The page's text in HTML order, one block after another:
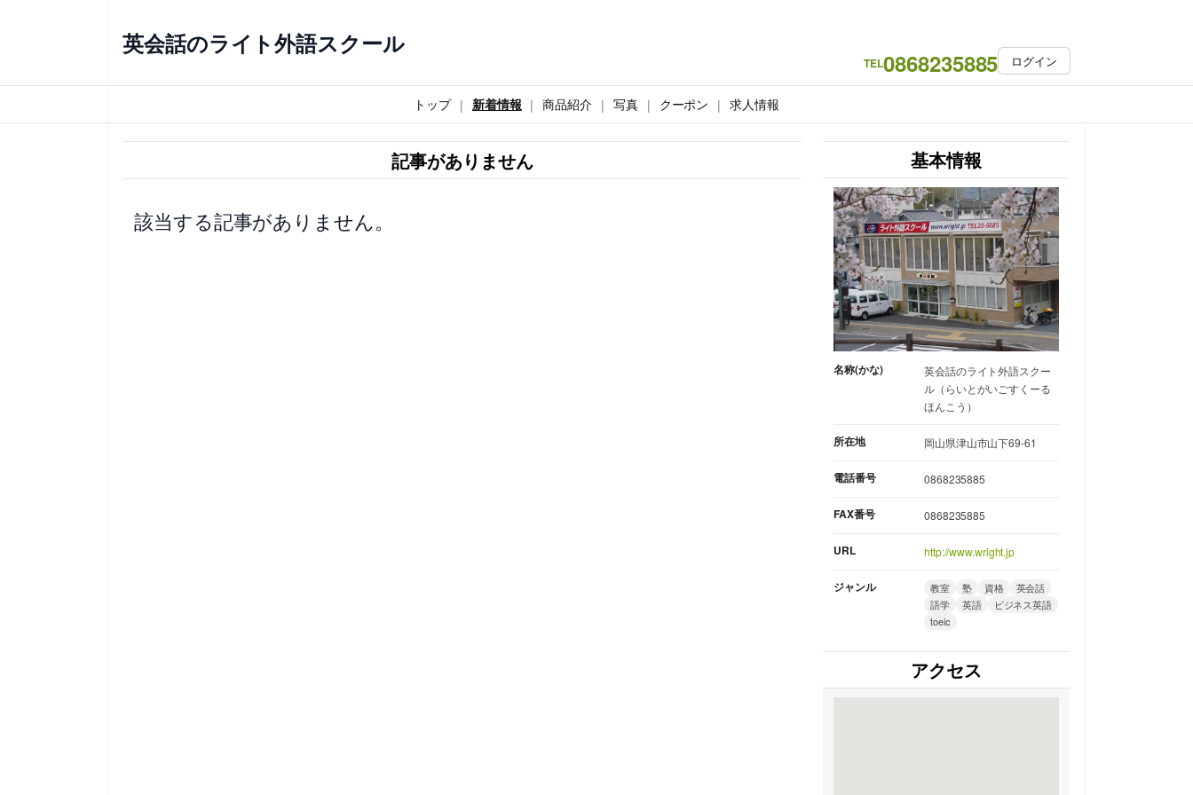
ス
キ
英会話のライト外語スクール
TEL0868235885 ログイン
トップ 新着情報 商品紹介 写真 クーポン 求人情報
記事がありません
該当する記事がありません。
基本情報
名称(かな)
英会話のライト外語スクー
ル（らいとがいごすくーる
ほんこう）
所在地 岡山県津山市山下69-61
電話番号 0868235885
FAX番号 0868235885
URL http://www.wright.jp
ジャンル 教室 塾 資格
英会話
語学
英語
ビジネス英語
toeic
アクセス